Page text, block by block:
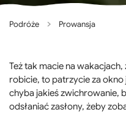
Podróże Prowansja
Też tak macie na
robicie, to patrzycie za okno
chyba jakieś zwichrowanie,
odsłaniać zasłony, żeby